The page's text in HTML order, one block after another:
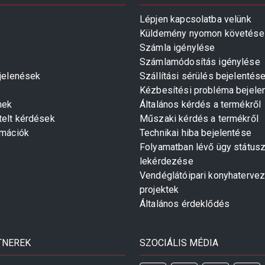
kérdések
Lépjen kapcsolatba velünk
Küldemény nyomon követése
Számla igénylése
Számlamódosítás igénylése
Szállítási sérülés
Kézbesítési probléma
Általános kérdés a termékről
Műszaki kérdés a termékről
Technikai hiba bejelentése
Folyamatban lévő ügy
lekérdezése
Vendéglátóipari
projektek
Általános érdeklődés
SZOCIÁLIS MÉDIA